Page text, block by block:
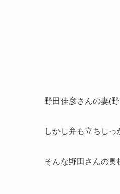
野田佳彦さんの妻(
しかし弁も立ちし
そんな野田さんの